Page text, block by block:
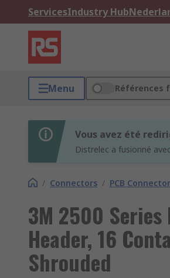
ServicesIndustry Hub
Menu Références
Vous avez été
Distrelec a fusionné
/ Connectors / PCB
3M 2500
Header, 16
Shrouded